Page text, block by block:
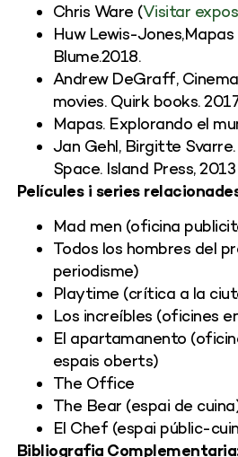
Chris Ware (Visitar
Huw Lewis-
Blume.2018.
Andrew DeGraff,
movies. Quirk books.
Mapas. Explorando el
Jan Gehl, Birgitte
Space. Island Press, 2013
Películes i series
Mad men (oficina
Todos los hombres del
periodisme)
Playtime (crítica a la
Los increíbles (oficines
El apartamanento
espais oberts)
The Office
The Bear (espai de
El Chef (espai públic-
Bibliografia